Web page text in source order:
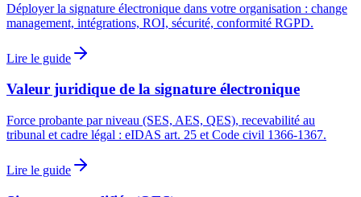
Déployer la signature électronique dans votre organisation : change
management, intégrations, ROI, sécurité, conformité RGPD.
Lire le guide
Valeur juridique de la signature électronique
Force probante par niveau (SES, AES, QES), recevabilité au
tribunal et cadre légal : eIDAS art. 25 et Code civil 1366-1367.
Lire le guide